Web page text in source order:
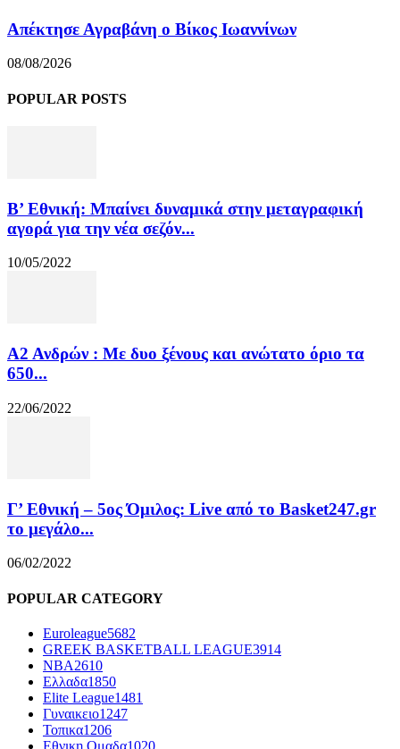
Απέκτησε Αγραβάνη ο Βίκος Ιωαννίνων
08/08/2026
POPULAR POSTS
Β’ Εθνική: Μπαίνει δυναμικά στην μεταγραφική
αγορά για την νέα σεζόν...
10/05/2022
Α2 Ανδρών : Με δυο ξένους και ανώτατο όριο τα
650...
22/06/2022
Γ’ Εθνική – 5ος Όμιλος: Live από το Basket247.gr
το μεγάλο...
06/02/2022
POPULAR CATEGORY
Euroleague5682
GREEK BASKETBALL LEAGUE3914
NBA2610
Ελλαδα1850
Elite League1481
Γυναικειο1247
Τοπικα1206
Εθνικη Ομαδα1020